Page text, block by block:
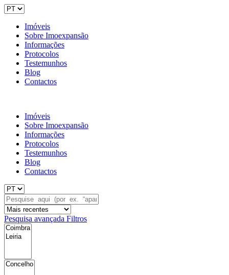
Imóveis
Sobre Imoexpansão
Informações
Protocolos
Testemunhos
Blog
Contactos
Imóveis
Sobre Imoexpansão
Informações
Protocolos
Testemunhos
Blog
Contactos
Pesquisa avançada Filtros